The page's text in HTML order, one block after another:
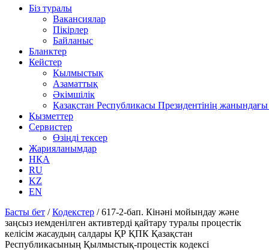
Біз туралы
Вакансиялар
Пікірлер
Байланыс
Бланктер
Кейстер
Қылмыстық
Азаматтық
Әкімшілік
Қазақстан Республикасы Президентінің
Қызметтер
Сервистер
Өзіңді тексер
Жарияланымдар
НҚА
RU
KZ
EN
Басты бет /Кодекстер /617-2-бап. Кінәні мойындау және
заңсыз иемденілген активтерді қайтару туралы процестік
келісім жасаудың салдары ҚР ҚПК Қазақстан
Республикасының Қылмыстық-процестік кодексi